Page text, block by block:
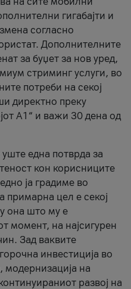
гигабајти и
согласно
Дополнителните
за буџет за нов уред,
стриминг услуги, во
потреби на секој
директно преку
А1“ и важи 30 дена од
една потврда за
кон корисниците
ја градиме во
примарна цел е секој
она што му е
момент, на најсигурен
Зад ваквите
инвестиција во
модернизација на
развој на